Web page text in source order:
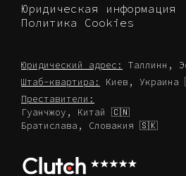
Юридическая информация
Политика Cookies
Юридический адрес:
Таллинн,
Штаб-квартира:
Киев,
Преставители:
Гуанчжоу, Китай 🇨🇳
Братислава, Словакия 🇸🇰